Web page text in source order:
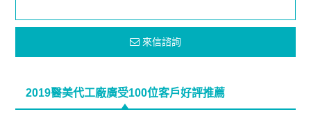
來信諮詢
2019醫美代工廠廣受100位客戶好評推薦